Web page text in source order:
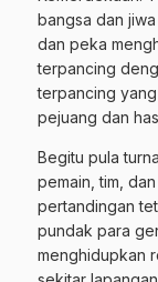
bangsa dan
dan peka
terpancing
terpancing
pejuang dan
Begitu pula
pemain, tim,
pertandingan
pundak para
menghidupkan